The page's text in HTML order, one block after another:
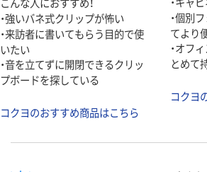
・強いバネ式クリップが怖い
・来訪者に書いてもらう目的で使
いたい
・音を立てずに開閉できるクリッ
プボードを探している
コクヨのおすすめ商品はこちら
・個別
てより
・オフ
とめて
コクヨ